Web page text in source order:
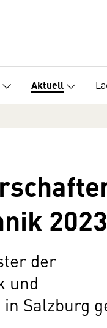
Aktuell
2023
der
und
Salzburg